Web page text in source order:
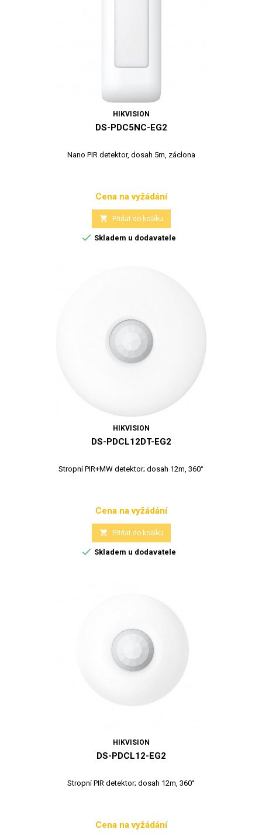
HIKVISION
DS-PDC5NC-EG2
Nano PIR detektor, dosah 5m, záclona
Cena
Cena na vyžádání
 Přidat do košíku
 Skladem u dodavatele
HIKVISION
DS-PDCL12DT-EG2
Stropní PIR+MW detektor; dosah 12m, 360°
Cena
Cena na vyžádání
 Přidat do košíku
 Skladem u dodavatele
HIKVISION
DS-PDCL12-EG2
Stropní PIR detektor; dosah 12m, 360°
Cena
Cena na vyžádání